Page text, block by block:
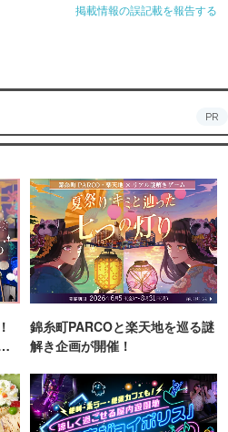
掲載情報の誤記載を報告する
PR
錦糸町PARCOと楽天地を巡る謎
解き企画が開催！